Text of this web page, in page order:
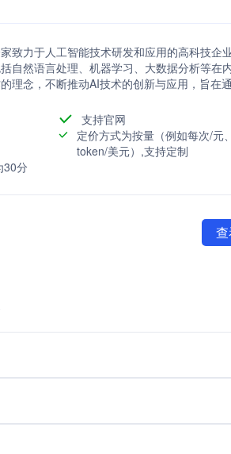
致力于人工智能技术研发和应用的高科技企
自然语言处理、机器学习、大数据分析等在
理念，不断推动AI技术的创新与应用，旨在
支持官网
定价方式为按量（例如每次/元
token/美元）,支持定制
30分